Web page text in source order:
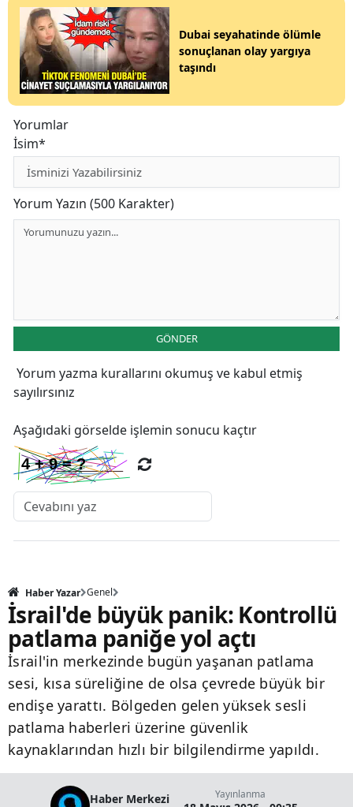
Dubai seyahatinde ölümle
sonuçlanan olay yargıya
taşındı
Yorumlar
İsim*
Yorum Yazın (500 Karakter)
GÖNDER
Yorum yazma kurallarını okumuş ve kabul etmiş
sayılırsınız
Aşağıdaki görselde işlemin sonucu kaçtır
Haber Yazar Genel
İsrail'de büyük panik: Kontrollü
patlama paniğe yol açtı
İsrail'in merkezinde bugün yaşanan patlama
sesi, kısa süreliğine de olsa çevrede büyük bir
endişe yarattı. Bölgeden gelen yüksek sesli
patlama haberleri üzerine güvenlik
kaynaklarından hızlı bir bilgilendirme yapıldı.
Haber Merkezi Yayınlanma